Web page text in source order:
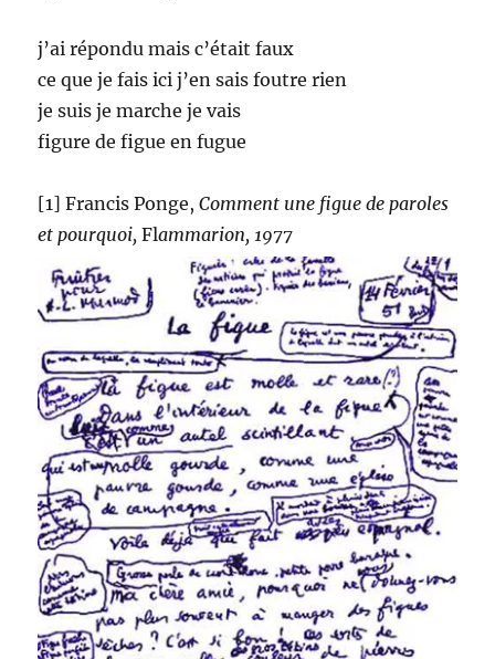
j’ai répondu mais c’était faux
ce que je fais ici j’en sais foutre rien
je suis je marche je vais
figure de figue en fugue
[1] Francis Ponge,Comment une figue de paroles
et pourquoi,Flammarion, 1977